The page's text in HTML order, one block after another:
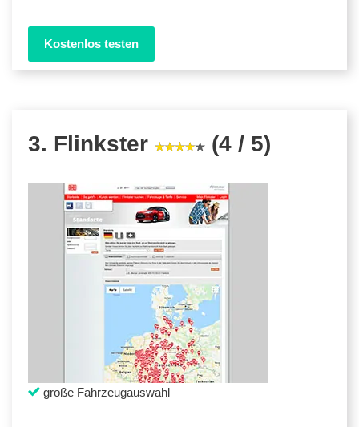
Kostenlos testen
3. Flinkster (4 / 5)
große Fahrzeugauswahl